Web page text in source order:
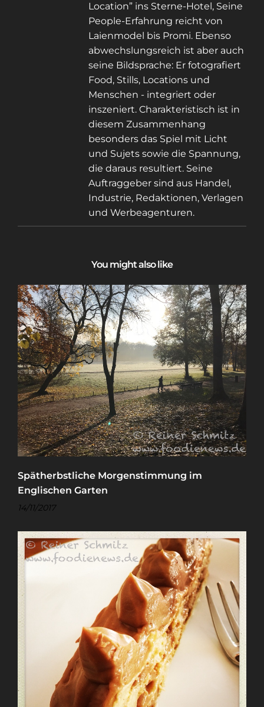
Location” ins Sterne-Hotel, Seine
People-Erfahrung reicht von
Laienmodel bis Promi. Ebenso
abwechslungsreich ist aber auch
seine Bildsprache: Er fotografiert
Food, Stills, Locations und
Menschen - integriert oder
inszeniert. Charakteristisch ist in
diesem Zusammenhang
besonders das Spiel mit Licht
und Sujets sowie die Spannung,
die daraus resultiert. Seine
Auftraggeber sind aus Handel,
Industrie, Redaktionen, Verlagen
und Werbeagenturen.
You might also like
Spätherbstliche Morgenstimmung im
Englischen Garten
14/11/2017